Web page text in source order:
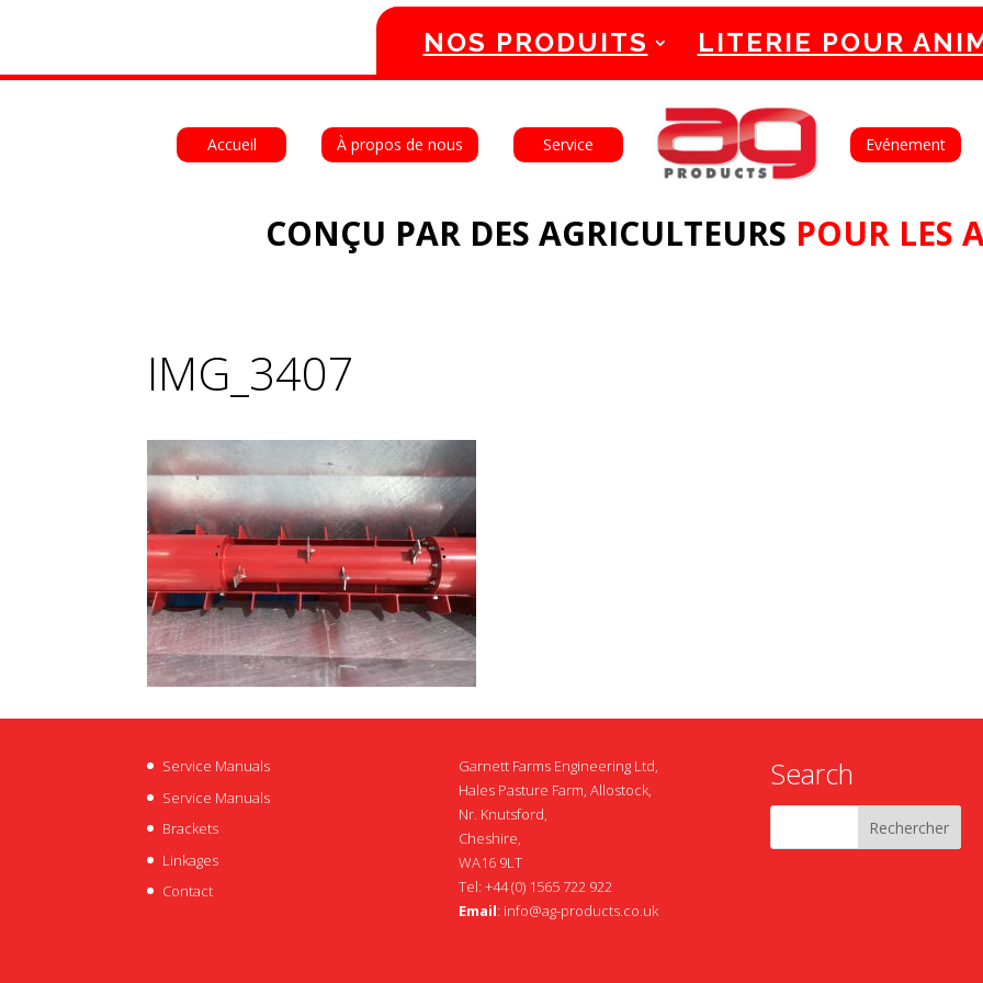
English Français
Accueil À propos de nous Service Evénement
CONÇU PAR DES AGRICULTEURS POUR LES
NOS PRODUITS LITERIE POUR
IMG_3407
Service Manuals
Service Manuals
Brackets
Linkages
Contact
Garnett Farms Engineering Ltd,
Hales Pasture Farm, Allostock,
Nr. Knutsford,
Cheshire,
WA16 9LT
Tel: +44 (0) 1565 722 922
Email: info@ag-products.co.uk
Search